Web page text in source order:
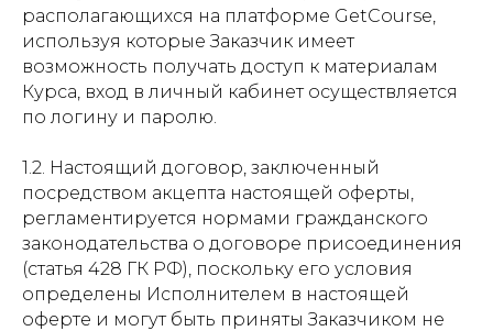
располагающихся на платформе GetCourse,
используя которые Заказчик имеет
возможность получать доступ к материалам
Курса, вход в личный кабинет осуществляется
по логину и паролю.
1.2. Настоящий договор, заключенный
посредством акцепта настоящей оферты,
регламентируется нормами гражданского
законодательства о договоре присоединения
(статья 428 ГК РФ), поскольку его условия
определены Исполнителем в настоящей
оферте и могут быть приняты Заказчиком не